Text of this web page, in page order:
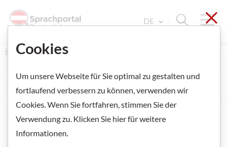
Suche
Sprache Wechseln.
DE
Home Deutsch für Kinder
Zone Ausflug: Einheit
Cookies
Um unsere Webseite für Sie optimal zu gestalten und
fortlaufend verbessern zu können, verwenden wir
Cookies. Wenn Sie fortfahren, stimmen Sie der
Verwendung zu. Klicken Sie hier für weitere
Informationen.